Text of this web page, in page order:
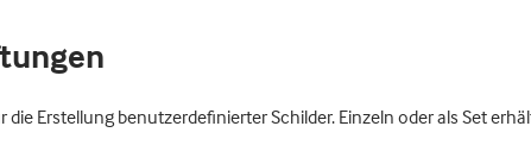
Erstellung benutzerdefinierter Schilder. Einzeln oder als Set